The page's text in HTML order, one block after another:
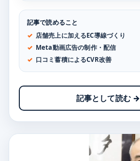
記事で読めること
店舗売上に加えるEC導線づくり
Meta動画広告の制作・配信
口コミ蓄積によるCVR改善
記事として読む →